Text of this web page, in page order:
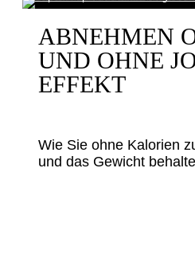
ABNEHMEN
UND OHNE
EFFEKT
Wie Sie ohne Kalorien
und das Gewicht